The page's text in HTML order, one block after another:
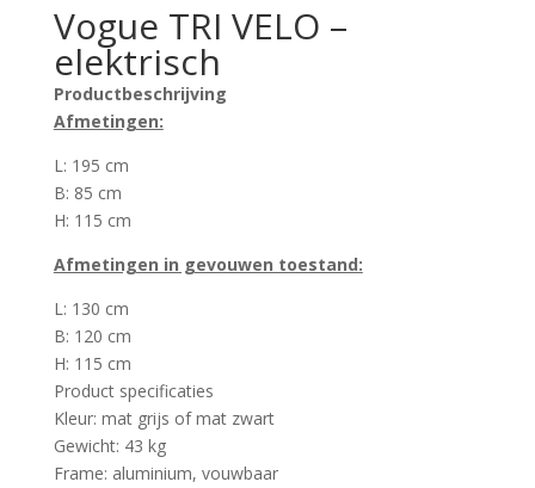
Vogue TRI VELO –
elektrisch
Productbeschrijving
Afmetingen:
L: 195 cm
B: 85 cm
H: 115 cm
Afmetingen in gevouwen toestand:
L: 130 cm
B: 120 cm
H: 115 cm
Product specificaties
Kleur: mat grijs of mat zwart
Gewicht: 43 kg
Frame: aluminium, vouwbaar